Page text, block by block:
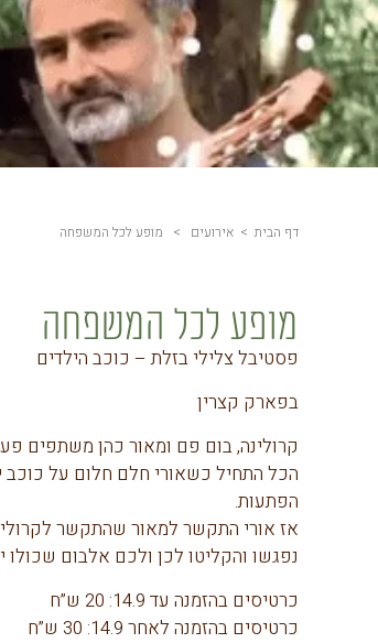
דף הבית> אירועים > מופע לכל המשפחה
מופע לכל המשפחה
פסטיבל צלילי בזלת – כוכב הילדים
בפארק קצרין
קרולינה, בום פם ומאור כהן
הכל התחיל כשאורי חלם חלום על כוכב
הפתעות.
אז אורי התקשר למאור שהתקשר
נפגשו והקליטו לכן ולכם אלבום
כרטיסים בהזמנה עד 14.9: 20 ש”ח
כרטיסים בהזמנה לאחר 14.9: 30 ש”ח